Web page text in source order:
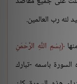
لله رب العالمين.
بِسْمِ اللَّهِ الرَّحْمَنِ
هذه السورة باسمه -تبارك